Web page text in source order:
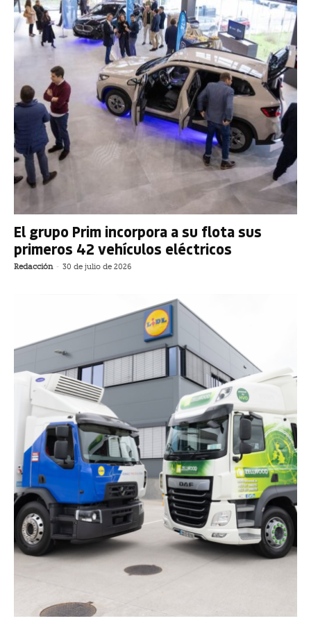
El grupo Prim incorpora a su flota sus
primeros 42 vehículos eléctricos
Redacción - 30 de julio de 2026